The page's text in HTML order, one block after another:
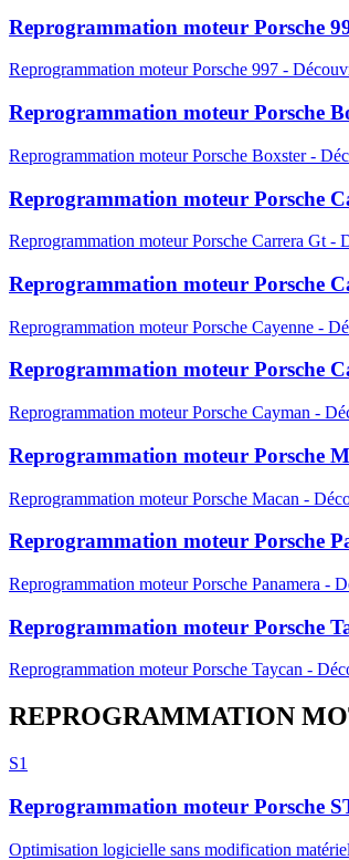
Reprogrammation moteur Porsche
Reprogrammation moteurPorsche 997 -
Reprogrammation moteur Porsche
Reprogrammation moteurPorsche Boxster-
Reprogrammation moteur Porsche
Reprogrammation moteurPorsche Carrera Gt -
Reprogrammation moteur Porsche
Reprogrammation moteurPorsche Cayenne -
Reprogrammation moteur Porsche
Reprogrammation moteurPorsche Cayman -
Reprogrammation moteur Porsche
Reprogrammation moteurPorsche Macan -
Reprogrammation moteur Porsche
Reprogrammation moteurPorsche Panamera -
Reprogrammation moteur Porsche
Reprogrammation moteurPorsche Taycan -
REPROGRAMMATION
S1
Reprogrammation moteur Porsche
Optimisation logicielle sans modification